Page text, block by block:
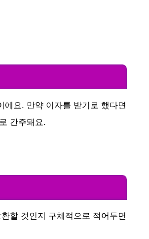
요. 만약 이자를 받기로 했다면
간주돼요.
할 것인지 구체적으로 적어두면